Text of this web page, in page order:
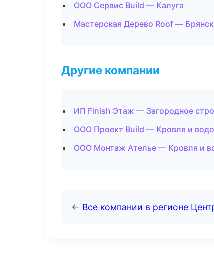
ООО Сервис Build — Калуга
Мастерская Дерево Roof — Брянск
Другие компании
ИП Finish Этаж — Загородное
ООО Проект Build — Кровля и
ООО Монтаж Ателье — Кровля и
← Все компании в регионе